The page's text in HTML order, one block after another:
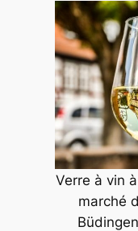
Verre à vin
marché